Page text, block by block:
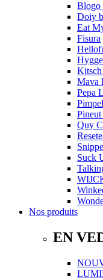
Blogo
Doiy
Eat
Fisura
Mava
Pepa
Pineut
Quy
Suck
Nos produits
EN